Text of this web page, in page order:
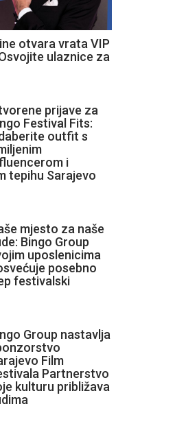
otvara vrata VIP
ulaznice za
prijave za
Festival Fits:
outfit s
i
tepihu Sarajevo
mjesto za naše
Bingo Group
uposlenicima
posebno
festivalski
Group nastavlja
Film
Partnerstvo
kulturu približava